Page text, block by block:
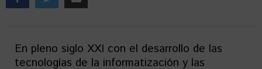
En pleno siglo XXI con el desarrollo de las
tecnologías de la informatización y las